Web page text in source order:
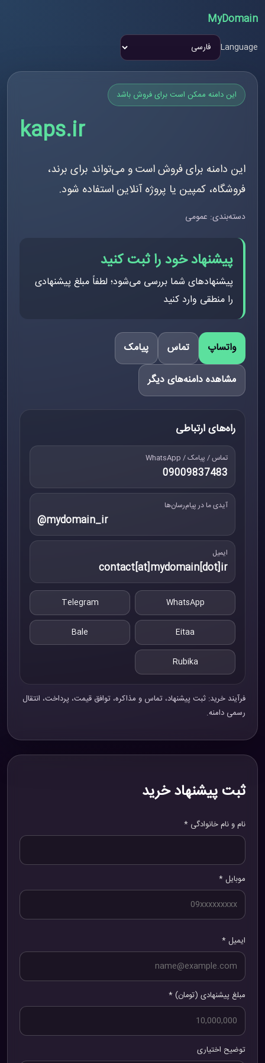
MyDomain
Language
این دامنه ممکن است برای فروش باشد
kaps.ir
این دامنه برای فروش است و می‌تواند برای برند،
فروشگاه، کمپین یا پروژه آنلاین استفاده شود.
دسته‌بندی: عمومی
پیشنهاد خود را ثبت کنید
پیشنهادهای شما بررسی می‌شود؛ لطفاً مبلغ پیشنهادی
را منطقی وارد کنید
واتساپ تماس
پیامک
مشاهده دامنه‌های دیگر
راه‌های ارتباطی
تماس / پیامک / WhatsApp
09009837483
آیدی ما در پیام‌رسان‌ها
@mydomain_ir
ایمیل
contact[at]mydomain[dot]ir
WhatsApp
Telegram
Eitaa
Bale
Rubika
فرآیند خرید: ثبت پیشنهاد، تماس و مذاکره، توافق قیمت، پرداخت، انتقال
رسمی دامنه.
ثبت پیشنهاد خرید
نام و نام خانوادگی *
موبایل *
ایمیل *
مبلغ پیشنهادی (تومان) *
توضیح اختیاری